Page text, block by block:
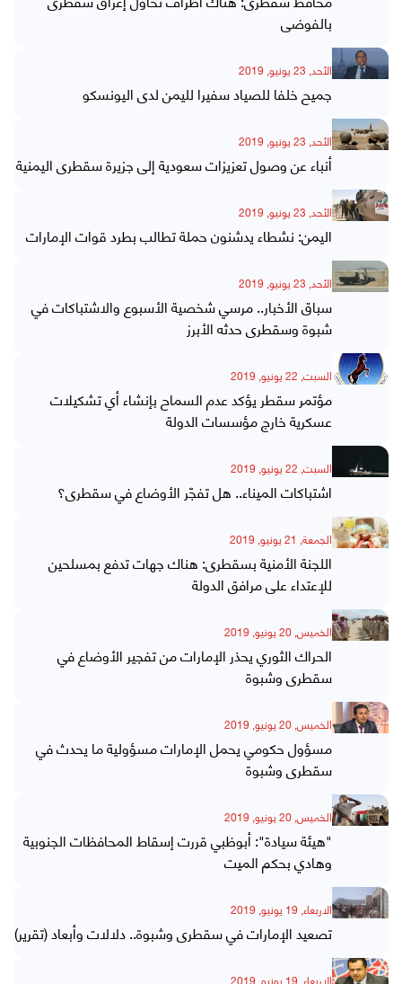
بالفوضى
الأحد, 23 يونيو, 2019
جميح خلفا للصياد سفيرا لليمن لدى اليونسكو
الأحد, 23 يونيو, 2019
أنباء عن وصول تعزيزات سعودية إلى جزيرة سقطرى اليمنية
الأحد, 23 يونيو, 2019
اليمن: نشطاء يدشنون حملة تطالب بطرد قوات الإمارات
الأحد, 23 يونيو, 2019
سباق الأخبار.. مرسي شخصية الأسبوع والاشتباكات في
شبوة وسقطرى حدثه الأبرز
السبت, 22 يونيو, 2019
مؤتمر سقطر يؤكد عدم السماح بإنشاء أي تشكيلات
عسكرية خارج مؤسسات الدولة
السبت, 22 يونيو, 2019
اشتباكات الميناء.. هل تفجّر الأوضاع في سقطرى؟
الجمعة, 21 يونيو, 2019
اللجنة الأمنية بسقطرى: هناك جهات تدفع بمسلحين
للإعتداء على مرافق الدولة
الخميس, 20 يونيو, 2019
الحراك الثوري يحذر الإمارات من تفجير الأوضاع في
سقطرى وشبوة
الخميس, 20 يونيو, 2019
‏مسؤول حكومي يحمل الإمارات مسؤولية ما يحدث في
سقطرى وشبوة
الخميس, 20 يونيو, 2019
"هيئة سيادة": أبوظبي قررت إسقاط المحافظات الجنوبية
وهادي بحكم الميت
الاربعاء, 19 يونيو, 2019
تصعيد الإمارات في سقطرى وشبوة.. دلالات وأبعاد (تقرير)
الاربعاء, 19 يونيو, 2019